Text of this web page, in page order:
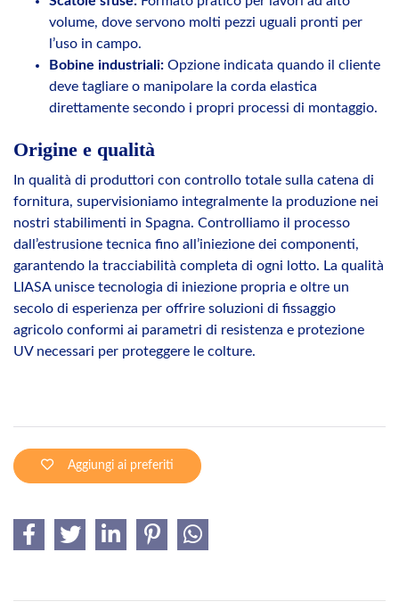
volume, dove servono molti pezzi uguali pronti per
l’uso in campo.
Bobine industriali: Opzione indicata quando il cliente
deve tagliare o manipolare la corda elastica
direttamente secondo i propri processi di montaggio.
Origine e qualità
In qualità di produttori con controllo totale sulla catena di
fornitura, supervisioniamo integralmente la produzione nei
nostri stabilimenti in Spagna. Controlliamo il processo
dall’estrusione tecnica fino all’iniezione dei componenti,
garantendo la tracciabilità completa di ogni lotto. La qualità
LIASA unisce tecnologia di iniezione propria e oltre un
secolo di esperienza per offrire soluzioni di fissaggio
agricolo conformi ai parametri di resistenza e protezione
UV necessari per proteggere le colture.
Aggiungi ai preferiti